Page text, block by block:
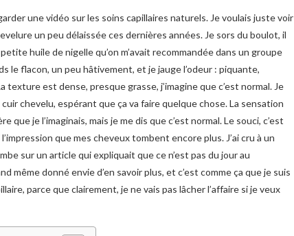
une vidéo sur les soins capillaires naturels. Je voulais juste voir
un peu délaissée ces dernières années. Je sors du boulot, il
huile de nigelle qu’on m’avait recommandée dans un groupe
le flacon, un peu hâtivement, et je jauge l’odeur : piquante,
est dense, presque grasse, j’imagine que c’est normal. Je
chevelu, espérant que ça va faire quelque chose. La sensation
je l’imaginais, mais je me dis que c’est normal. Le souci, c’est
que mes cheveux tombent encore plus. J’ai cru à un
sur un article qui expliquait que ce n’est pas du jour au
même donné envie d’en savoir plus, et c’est comme ça que je suis
parce que clairement, je ne vais pas lâcher l’affaire si je veux